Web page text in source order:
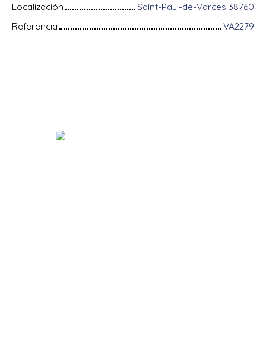
Localización
Saint-Paul-de-Varces 38760
Referencia
VA2279